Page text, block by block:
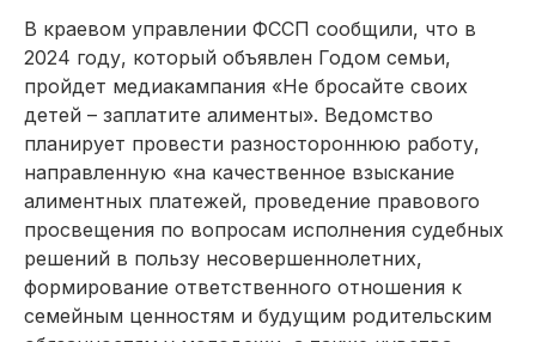
В краевом управлении ФССП сообщили, что в
2024 году, который объявлен Годом семьи,
пройдет медиакампания «Не бросайте своих
детей – заплатите алименты». Ведомство
планирует провести разностороннюю работу,
направленную «на качественное взыскание
алиментных платежей, проведение правового
просвещения по вопросам исполнения судебных
решений в пользу несовершеннолетних,
формирование ответственного отношения к
семейным ценностям и будущим родительским